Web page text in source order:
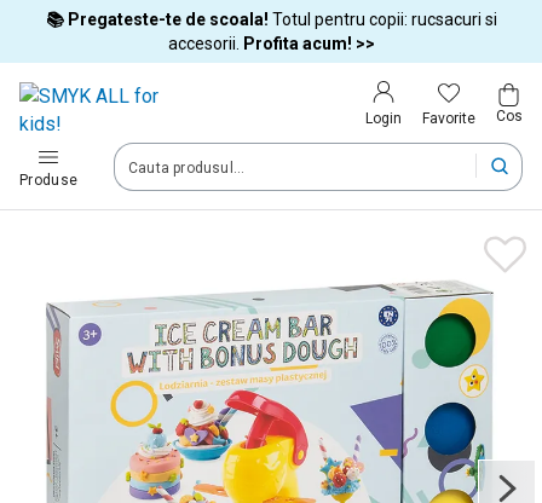
📚 Pregateste-te de scoala! Totul pentru copii: rucsacuri si
accesorii.
Profita acum! >>
Login Favorite Cos
Produse
Tara si limba
Alege tara si treci la cumparaturi
România (Romania)
Limba
Română
Dupa schimbarea tarii, unele produse pot fi eliminate din cos